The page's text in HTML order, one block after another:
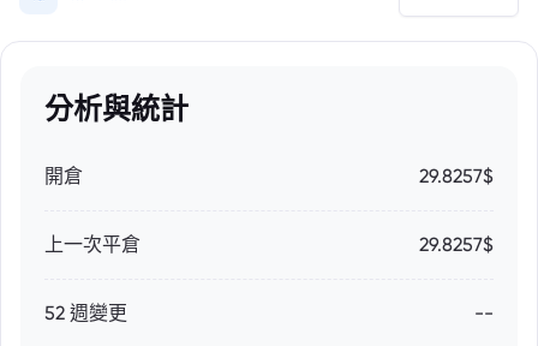
分析與統計
開倉 29.8257$
上一次平倉 29.8257$
52 週變更 --